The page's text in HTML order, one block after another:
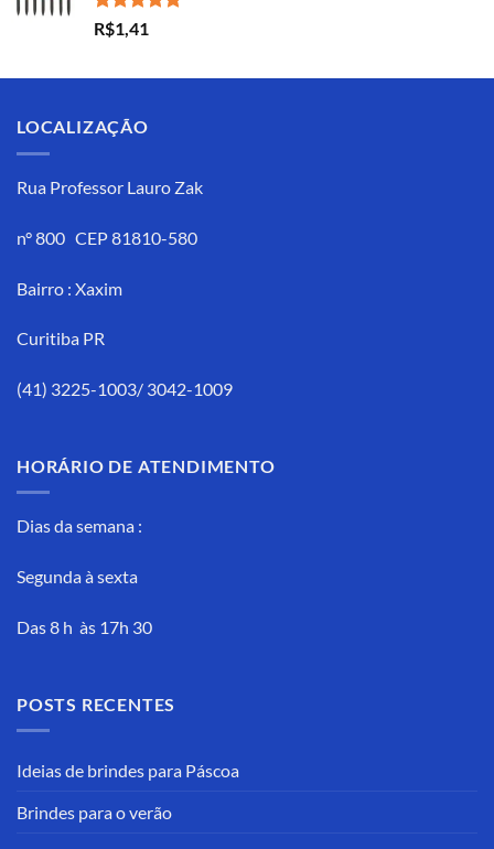
Avaliação
5.00 de 5
R$1,41
LOCALIZAÇÃO
Rua Professor Lauro Zak
n° 800 CEP 81810-580
Bairro : Xaxim
Curitiba PR
(41) 3225-1003/ 3042-1009
HORÁRIO DE ATENDIMENTO
Dias da semana :
Segunda à sexta
Das 8 h às 17h 30
POSTS RECENTES
Ideias de brindes para Páscoa
Brindes para o verão